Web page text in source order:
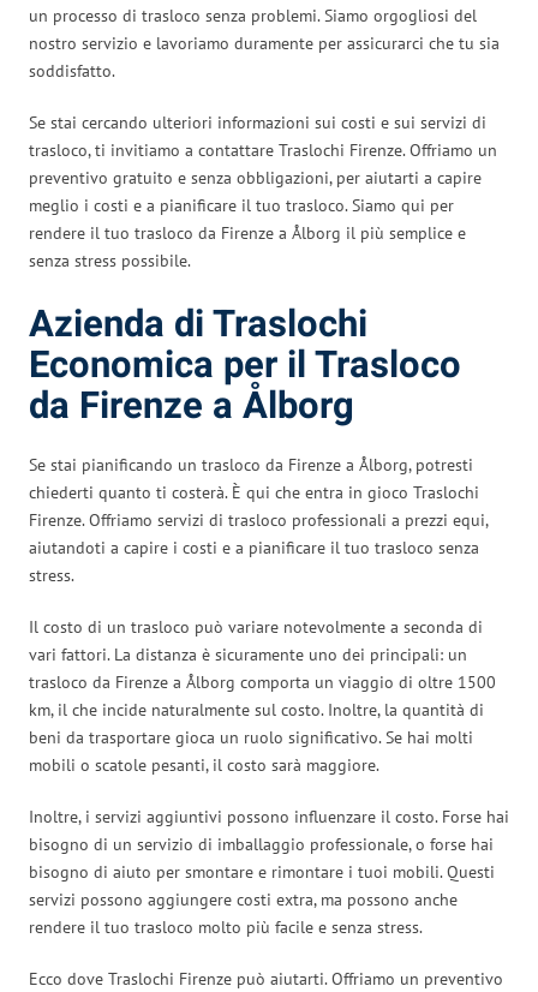
un processo di trasloco senza problemi. Siamo orgogliosi del
nostro servizio e lavoriamo duramente per assicurarci che tu sia
soddisfatto.
Se stai cercando ulteriori informazioni sui costi e sui servizi di
trasloco, ti invitiamo a contattare Traslochi Firenze. Offriamo un
preventivo gratuito e senza obbligazioni, per aiutarti a capire
meglio i costi e a pianificare il tuo trasloco. Siamo qui per
rendere il tuo trasloco da Firenze a Ålborg il più semplice e
senza stress possibile.
Azienda di Traslochi
Economica per il Trasloco
da Firenze a Ålborg
Se stai pianificando un trasloco da Firenze a Ålborg, potresti
chiederti quanto ti costerà. È qui che entra in gioco Traslochi
Firenze. Offriamo servizi di trasloco professionali a prezzi equi,
aiutandoti a capire i costi e a pianificare il tuo trasloco senza
stress.
Il costo di un trasloco può variare notevolmente a seconda di
vari fattori. La distanza è sicuramente uno dei principali: un
trasloco da Firenze a Ålborg comporta un viaggio di oltre 1500
km, il che incide naturalmente sul costo. Inoltre, la quantità di
beni da trasportare gioca un ruolo significativo. Se hai molti
mobili o scatole pesanti, il costo sarà maggiore.
Inoltre, i servizi aggiuntivi possono influenzare il costo. Forse hai
bisogno di un servizio di imballaggio professionale, o forse hai
bisogno di aiuto per smontare e rimontare i tuoi mobili. Questi
servizi possono aggiungere costi extra, ma possono anche
rendere il tuo trasloco molto più facile e senza stress.
Ecco dove Traslochi Firenze può aiutarti. Offriamo un preventivo